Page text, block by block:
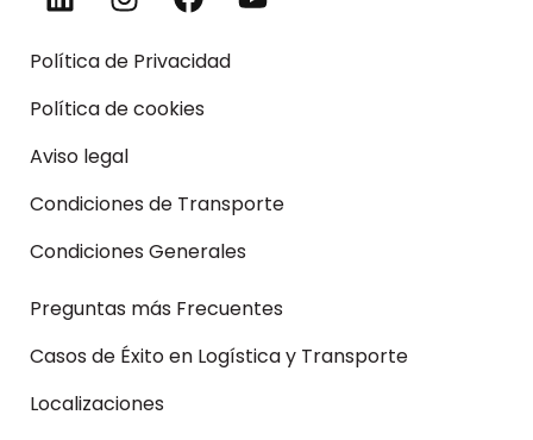
Política de Privacidad
Política de cookies
Aviso legal
Condiciones de Transporte
Condiciones Generales
Preguntas más Frecuentes
Casos de Éxito en Logística y Transporte
Localizaciones